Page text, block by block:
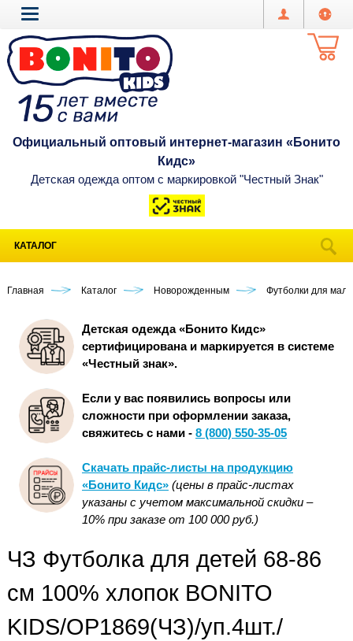
Официальный оптовый интернет-магазин «Бонито
Кидс»
Детская одежда оптом с маркировкой "Честный Знак"
КАТАЛОГ
Главная Каталог Новорожденным Футболки для
Детская одежда «Бонито Кидс»
сертифицирована и маркируется в системе
«Честный знак».
Если у вас появились вопросы или
сложности при оформлении заказа,
свяжитесь с нами - 8 (800) 550-35-05
Скачать прайс-листы на продукцию
«Бонито Кидс» (цены в прайс-листах
указаны с учетом максимальной скидки –
10% при заказе от 100 000 руб.)
ЧЗ Футболка для детей 68-86
см 100% хлопок BONITO
KIDS/OP1869(ЧЗ)/уп.4шт./